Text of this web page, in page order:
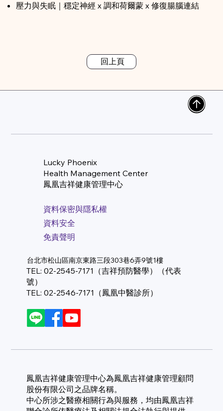
壓力與失眠｜穩定神經 x 調和荷爾蒙 x 修復腸腦連結
回上頁
Lucky Phoenix
Health Management Center
​鳳凰吉祥健康管理中心
資料保密與隱私權
資料安全
免責聲明
台北市松山區南京東路三段303巷6弄9號1樓
TEL: 02-2545-7171（吉祥預防醫學）（代表
號）
TEL: 02-2546-7171（鳳凰中醫診所）
鳳凰吉祥健康管理中心為鳳凰吉祥健康管理顧問
股份有限公司之品牌名稱。
中心所涉之醫療相關行為與服務，均由鳳凰吉祥